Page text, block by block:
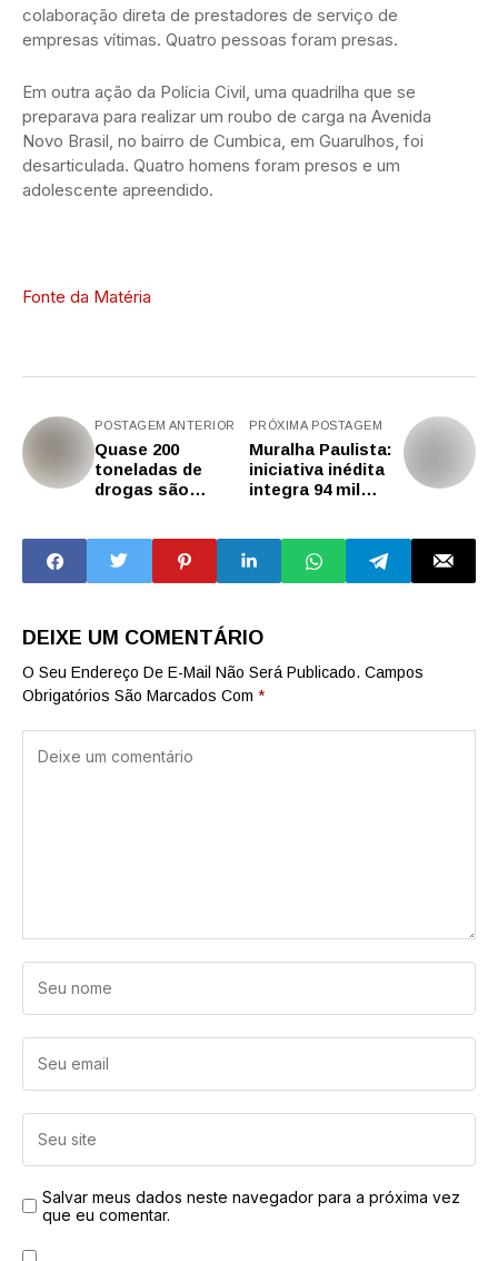
colaboração direta de prestadores de serviço de
empresas vítimas. Quatro pessoas foram presas.
Em outra ação da Polícia Civil, uma quadrilha que se
preparava para realizar um roubo de carga na Avenida
Novo Brasil, no bairro de Cumbica, em Guarulhos, foi
desarticulada. Quatro homens foram presos e um
adolescente apreendido.
Fonte da Matéria
POSTAGEM ANTERIOR
Quase 200
toneladas de
drogas são
PRÓXIMA POSTAGEM
Muralha Paulista:
iniciativa inédita
integra 94 mil
públicas e
particulares em
SP
DEIXE UM COMENTÁRIO
O Seu Endereço De E-Mail Não Será Publicado. Campos
Obrigatórios São Marcados Com *
Salvar meus dados neste navegador para a próxima vez
que eu comentar.